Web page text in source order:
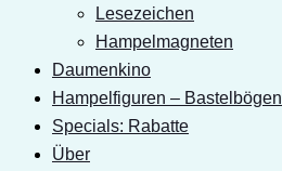
Lesezeichen
Hampelmagneten
Daumenkino
Hampelfiguren – Bastelbögen
Specials: Rabatte
Über